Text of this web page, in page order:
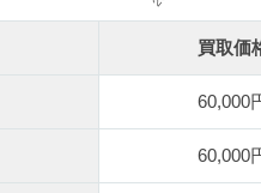
買取価
60,000
60,000